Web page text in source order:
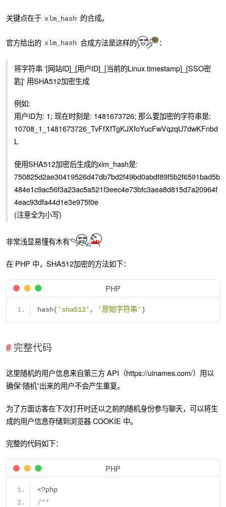
关键点在于 xlm_hash 的合成。
官方给出的 xlm_hash 合成方法是这样的 ：
将字符串 '[网站ID]_[用户ID]_[当前的Linux timestamp]_[SSO密
匙]' 用SHA512加密生成
例如:
用户ID为: 1; 现在时刻是: 1481673726; 那么要加密的字符串是:
10708_1_1481673726_TvFfXfTgKJXfoYucFwVqzqU7dwKFnbd
L
使用SHA512加密后生成的xlm_hash是:
750825d2ae30419526d47db7bd2f49bd0abdf89f5b2f6591bad5b
484e1c9ac56f3a23ac5a521f3eec4e73bfc3aea8d815d7a20964f
4eac93dfa44d1e3e975f0e
(注意全为小写)
非常浅显易懂有木有
在 PHP 中，SHA512加密的方法如下：
PHP
hash( 'sha512' , '原始字符串' )
完整代码
这里随机的用户信息来自第三方 API（https://uinames.com/）用以
确保“随机”出来的用户不会产生重复。
为了方面访客在下次打开时还以之前的随机身份参与聊天，可以将生
成的用户信息存储到浏览器 COOKIE 中。
完整的代码如下：
PHP
<?php
/**